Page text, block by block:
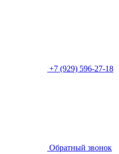
+7 (929) 596-27-18
Обратный звонок